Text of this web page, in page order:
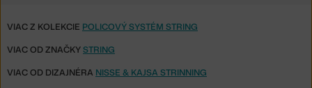
VIAC Z KOLEKCIE POLICOVÝ SYSTÉM STRING
VIAC OD ZNAČKYSTRING
VIAC OD DIZAJNÉRA NISSE & KAJSA STRINNING